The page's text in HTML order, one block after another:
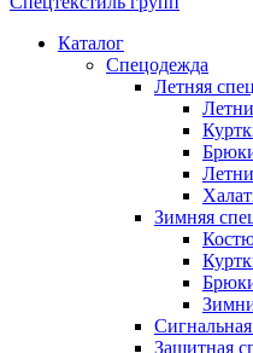
Каталог
Спецодежда
Летняя
Зимняя
Защитная